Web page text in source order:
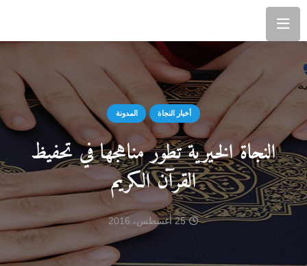
أخبار النجاة المدونة
النجاة الخيرية تطور مناهجها في تحفيظ
القرآن الكريم
25 أغسطس، 2016